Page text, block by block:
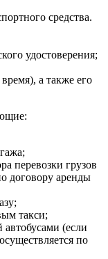
средства.
удостоверения;
а также его
перевозки грузов
договору аренды
такси;
(если
по